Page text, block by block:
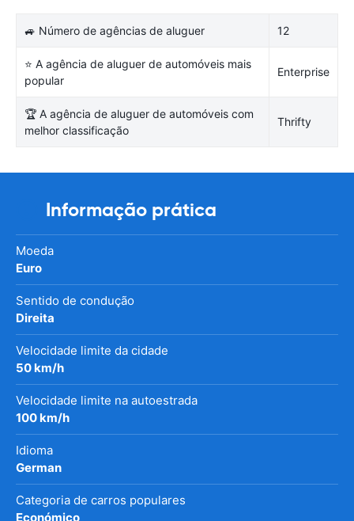
🚙 Número de agências de aluguer 12
⭐ A agência de aluguer de automóveis mais
popular
Enterprise
🏆 A agência de aluguer de automóveis com
melhor classificação
Thrifty
Informação prática
Moeda
Euro
Sentido de condução
Direita
Velocidade limite da cidade
50 km/h
Velocidade limite na autoestrada
100 km/h
Idioma
German
Categoria de carros populares
Económico